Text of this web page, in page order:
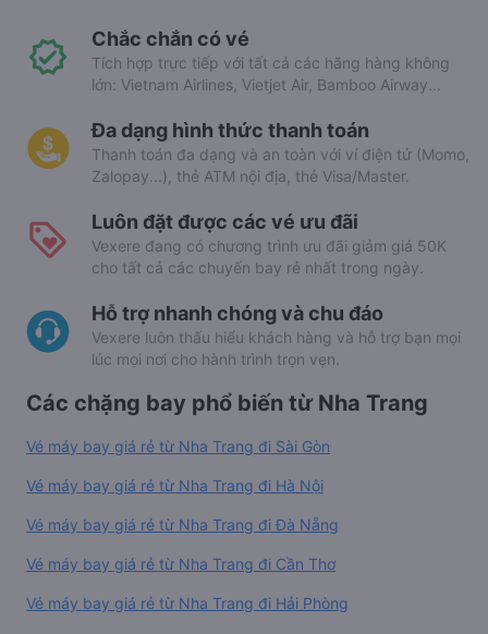
Chắc chắn có vé
Tích hợp trực tiếp với tất cả các hãng hàng không
lớn: Vietnam Airlines, Vietjet Air, Bamboo Airway...
Đa dạng hình thức thanh toán
Thanh toán đa dạng và an toàn với ví điện tử (Momo,
Zalopay...), thẻ ATM nội địa, thẻ Visa/Master.
Luôn đặt được các vé ưu đãi
Vexere đang có chương trình ưu đãi giảm giá 50K
cho tất cả các chuyến bay rẻ nhất trong ngày.
Hỗ trợ nhanh chóng và chu đáo
Vexere luôn thấu hiểu khách hàng và hỗ trợ bạn mọi
lúc mọi nơi cho hành trình trọn vẹn.
Các chặng bay phổ biến từ Nha Trang
Vé máy bay giá rẻ từ Nha Trang đi Sài Gòn
Vé máy bay giá rẻ từ Nha Trang đi Hà Nội
Vé máy bay giá rẻ từ Nha Trang đi Đà Nẵng
Vé máy bay giá rẻ từ Nha Trang đi Cần Thơ
Vé máy bay giá rẻ từ Nha Trang đi Hải Phòng